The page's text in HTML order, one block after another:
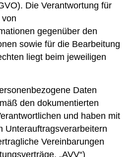
Die Verantwortung für
gegenüber den
sowie für die Bearbeitung
liegt beim jeweiligen
Daten
den dokumentierten
und haben mit
Unterauftragsverarbeitern
Vereinbarungen
„AVV“)